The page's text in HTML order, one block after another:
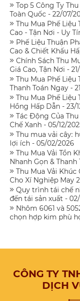
Top 5 Công Ty
Toàn Quốc - 22/07/
Thu Mua Phế Liệu
Cao - Tận Nơi - Uy
Phế Liệu Thuận
Cao & Chiết Khấu
Chính Sách Thu
Giá Cao, Tận Nơi -
Thu Mua Phế Liệu
Thanh Toán Ngay -
Thu Mua Phế Liệu
Hồng Hấp Dẫn - 23/
Tác Động Của
Chế Xanh - 05/12/
Thu mua vải cây:
lợi ích - 05/02/2026
Thu Mua Vải Tồn
Nhanh Gọn &
Thu Mua Vải Khúc
Cho Xí Nghiệp May
Quy trình tái chế
đến tái sản xuất -
Nhôm 6061 và
chọn hợp kim phù
CÔNG TY
DỊCH